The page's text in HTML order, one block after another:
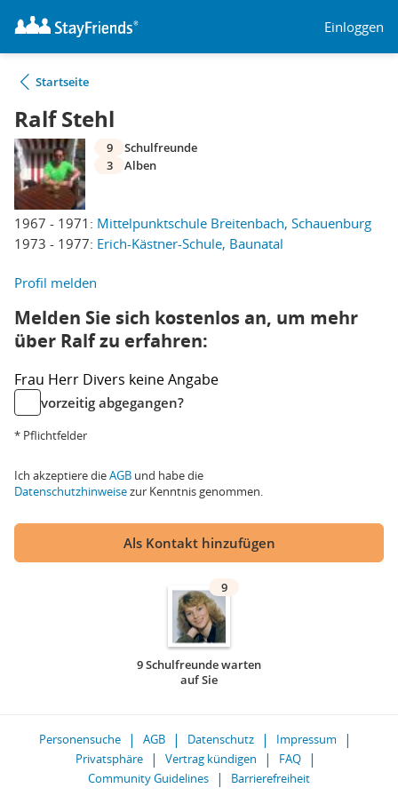
Einloggen
Startseite
Ralf Stehl
1967 - 1971: Mittelpunktschule Breitenbach, Schauenburg
1973 - 1977: Erich-Kästner-Schule, Baunatal
9
Schulfreunde
3
Alben
Profil melden
Melden Sie sich kostenlos an, um mehr
über Ralf zu erfahren:
Frau Herr Divers keine Angabe
vorzeitig abgegangen?
* Pflichtfelder
Ich akzeptiere dieAGB und habe die
Datenschutzhinweisezur Kenntnis genommen.
Als Kontakt hinzufügen
9
9 Schulfreunde warten
auf Sie
Personensuche AGB Datenschutz
Impressum
Privatsphäre
Vertrag kündigen
FAQ
Community Guidelines
Barrierefreiheit